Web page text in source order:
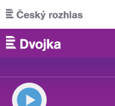
Přejít k hlavnímu obsahu